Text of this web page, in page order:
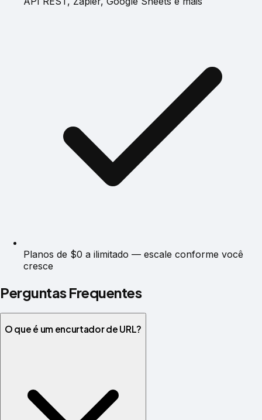
Planos de $0 a ilimitado — escale conforme você
cresce
Perguntas Frequentes
O que é um encurtador de URL?